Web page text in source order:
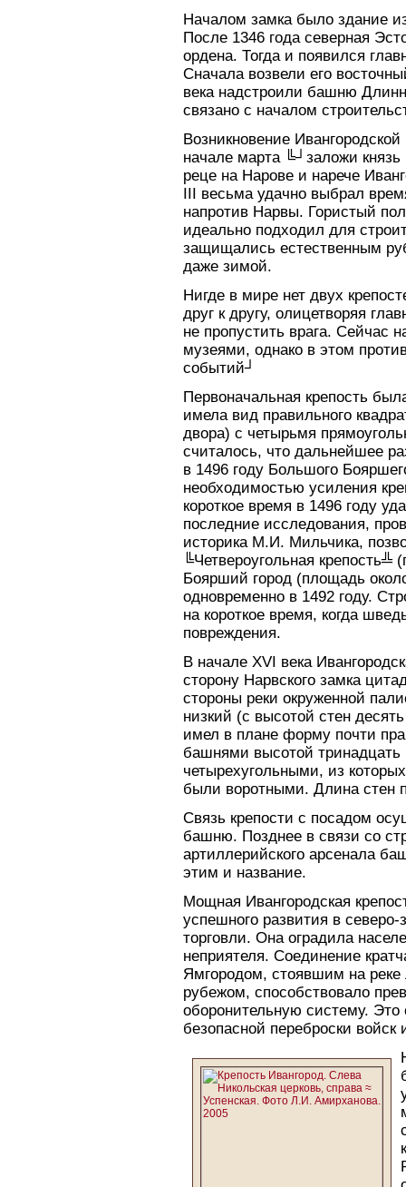
Началом замка было здание
После 1346 года северная
ордена. Тогда и появился
Сначала возвели его
века надстроили башню
связано с началом
Возникновение Ивангородской
начале марта ╚┘заложи
реце на Нарове и нарече
III весьма удачно выбрал
напротив Нарвы. Гористый
идеально подходил для
защищались естественным
даже зимой.
Нигде в мире нет двух
друг к другу, олицетворяя
не пропустить врага. Сейчас
музеями, однако в этом
событий┘
Первоначальная крепость
имела вид правильного
двора) с четырьмя
считалось, что дальнейшее
в 1496 году Большого
необходимостью усиления
короткое время в 1496 году
последние исследования,
историка М.И. Мильчика,
╚Четвероугольная
Боярший город (площадь
одновременно в 1492 году.
на короткое время, когда
повреждения.
В начале XVI века
сторону Нарвского замка
стороны реки окруженной
низкий (с высотой стен
имел в плане форму почти
башнями высотой тринадцать
четырехугольными, из
были воротными. Длина стен
Связь крепости с посадом
башню. Позднее в связи со
артиллерийского арсенала
этим и название.
Мощная Ивангородская
успешного развития в
торговли. Она оградила
неприятеля. Соединение
Ямгородом, стоявшим на
рубежом, способствовало
оборонительную систему.
безопасной переброски